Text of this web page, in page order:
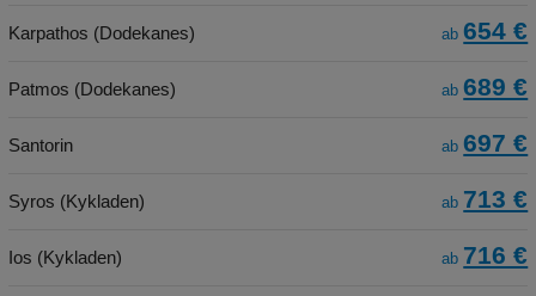
Karpathos (Dodekanes) ab 654 €
Patmos (Dodekanes) ab 689 €
Santorin ab 697 €
Syros (Kykladen) ab 713 €
Ios (Kykladen) ab 716 €